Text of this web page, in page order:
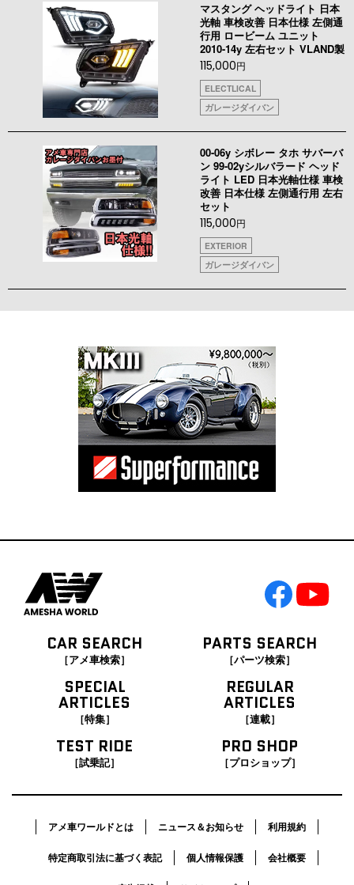
マスタング ヘッドライト 日本
光軸 車検改善 日本仕様 左側通
行用 ロービーム ユニット
2010-14y 左右セット VLAND製
115,000円
ELECTLICAL
ガレージダイバン
00-06y シボレー タホ サバーバ
ン 99-02yシルバラード ヘッド
ライト LED 日本光軸仕様 車検
改善 日本仕様 左側通行用 左右
セット
115,000円
EXTERIOR
ガレージダイバン
CAR SEARCH
［アメ車検索］
PARTS SEARCH
［パーツ検索］
SPECIAL
ARTICLES
［特集］
REGULAR
ARTICLES
［連載］
TEST RIDE
［試乗記］
PRO SHOP
［プロショップ］
アメ車ワールドとは ニュース＆お知らせ 利用規約
特定商取引法に基づく表記 個人情報保護 会社概要